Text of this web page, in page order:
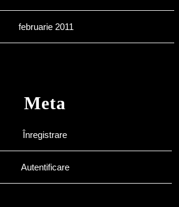
februarie 2011
Meta
Înregistrare
Autentificare